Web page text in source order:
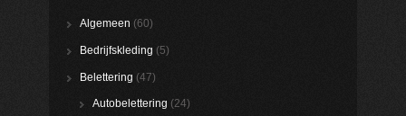
Algemeen (60)
Bedrijfskleding (5)
Belettering (47)
Autobelettering (24)